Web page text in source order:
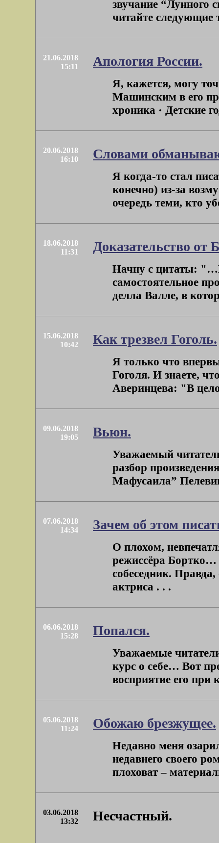
звучание “Лунного
читайте следующие
21.06.2018
15:11
Апология России.
Я, кажется, могу
Машинским в его
хроника · Детские
20.06.2018
16:10
Словами
Я когда-то стал
конечно) из-за
очередь теми, кто
18.06.2018
11:31
Доказательство от
Начну с цитаты:
самостоятельное
делла Валле, в
15.06.2018
10:42
Как трезвел Гоголь.
Я только что
Гоголя. И знаете,
Аверинцева: "В
09.06.2018
19:05
Вьюн.
Уважаемый
разбор
Мафусаила”
07.06.2018
14:34
Зачем об этом
О плохом,
режиссёра Бортко…
собеседник.
актриса . . .
06.06.2018
15:28
Попался.
Уважаемые
курс о себе… Вот
восприятие его
05.06.2018
11:24
Обожаю брезжущее.
Недавно меня
недавнего своего
плоховат –
03.06.2018
13:32
Несчастный.